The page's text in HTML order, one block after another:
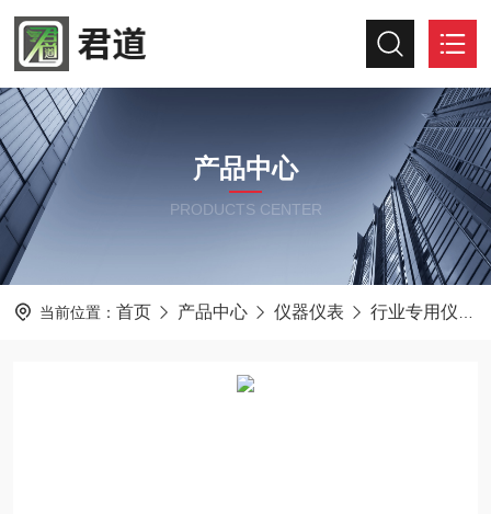
产品中心
PRODUCTS CENTER
当前位置： 首页 产品中心 仪器仪表 行业专用仪器仪表